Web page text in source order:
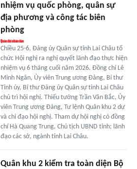
nhiệm vụ quốc phòng, quân sự
địa phương và công tác biên
phòng
Chiều 25-6, Đảng ủy Quân sự tỉnh Lai Châu tổ
chức Hội nghị ra nghị quyết lãnh đạo thực hiện
nhiệm vụ 6 tháng cuối năm 2026. Đồng chí Lê
Minh Ngân, Ủy viên Trung ương Đảng, Bí thư
Tỉnh ủy, Bí thư Đảng ủy Quân sự tỉnh Lai Châu
chủ trì hội nghị. Thiếu tướng Trần Văn Bắc, Ủy
viên Trung ương Đảng, Tư lệnh Quân khu 2 dự
và chỉ đạo hội nghị. Tham dự hội nghị có đồng
chí Hà Quang Trung, Chủ tịch UBND tỉnh; lãnh
đạo các sở, ngành tỉnh Lai Châu.
Quân khu 2 kiểm tra toàn diện Bộ